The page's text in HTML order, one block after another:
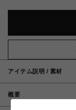
アイテム説明 / 素材
概要